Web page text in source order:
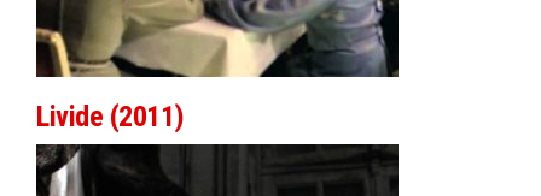
Livide (2011)